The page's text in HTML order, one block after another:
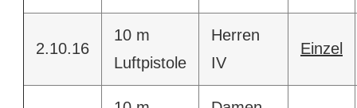
2.10.16
10 m
Luftpistole
Herren
IV
Einzel